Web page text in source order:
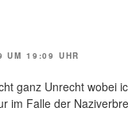
UM 19:09 UHR
ganz Unrecht wobei
im Falle der